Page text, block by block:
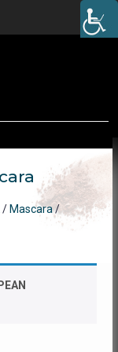
/ Mascara/